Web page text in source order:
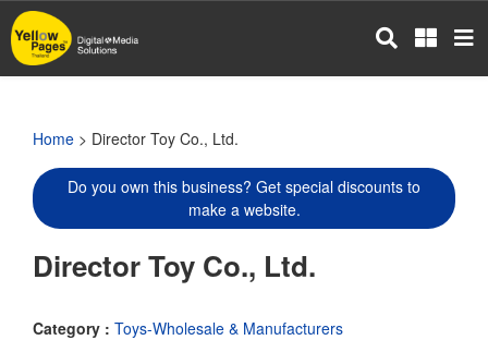
Skip
to
main
Home > Director Toy Co., Ltd.
Do you own this business? Get special discounts to
make a website.
Director Toy Co., Ltd.
Category : Toys-Wholesale & Manufacturers